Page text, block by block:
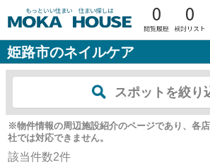
0 0
姫路市のネイルケア
スポットを絞り
※物件情報の周辺施設紹介のページであり、各
社では対応できません。
該当件数2件